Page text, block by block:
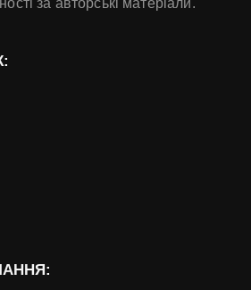
за авторські матеріали.